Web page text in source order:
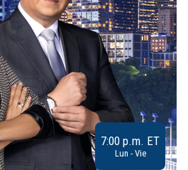
7:00 p.m. ET
Lun - Vie